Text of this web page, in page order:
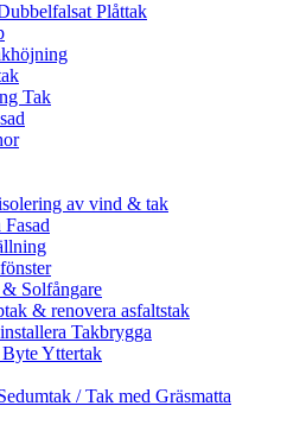
Plåttak
Tak
av vind & tak
Solfångare
& renovera asfaltstak
Takbrygga
Yttertak
/ Tak med Gräsmatta